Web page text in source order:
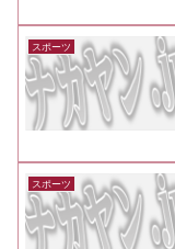
スポーツ
スポーツ